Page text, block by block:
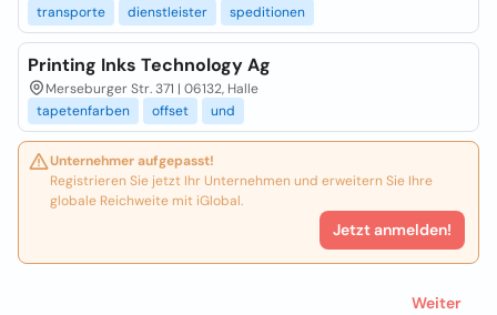
transporte
dienstleister speditionen
Printing Inks Technology Ag
Merseburger Str. 371 | 06132, Halle
tapetenfarben
offset und
Unternehmer aufgepasst!
Registrieren Sie jetzt Ihr Unternehmen und erweitern Sie Ihre
globale Reichweite mit iGlobal.
Jetzt anmelden!
Weiter